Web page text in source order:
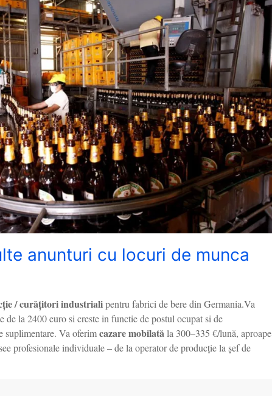
anunturi cu locuri de munca
/ curățitori industrialipentru fabrici de bere din Germania.Va
de la 2400 euro si creste in functie de postul ocupat si de
suplimentare. Va oferimcazare mobilată la 300–335 €/lună, aproape
profesionale individuale – de la operator de producție la șef de